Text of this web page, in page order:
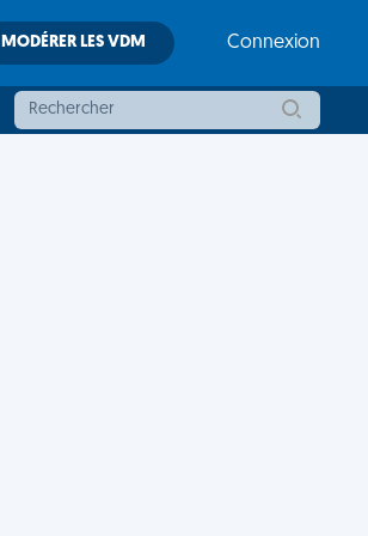
MODÉRER LES VDM Connexion